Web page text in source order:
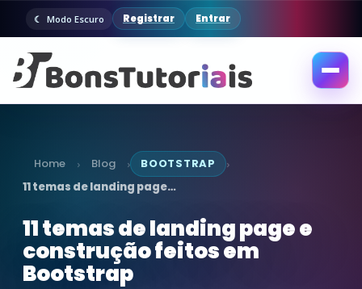
Modo Escuro Registrar Entrar
Abrir
Home › Blog › BOOTSTRAP ›
11 temas de landing page…
11 temas de landing page e
construção feitos em
Bootstrap